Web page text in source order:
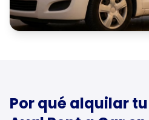
Por qué alquilar tu